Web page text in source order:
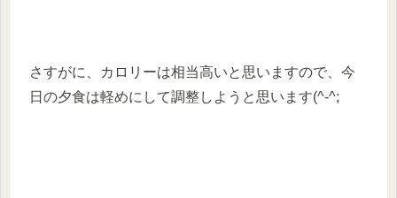
さすがに、カロリーは相当高いと思いますので、今
日の夕食は軽めにして調整しようと思います(^-^;